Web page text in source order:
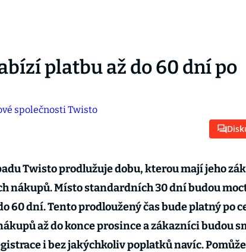
platbu až do 60 dní po
Twisto prodlužuje dobu, kterou mají jeho
nákupů. Místo standardních 30 dní budou
60 dní. Tento prodloužený čas bude platný po
až do konce prosince a zákazníci budou
i bez jakýchkoliv poplatků navíc.